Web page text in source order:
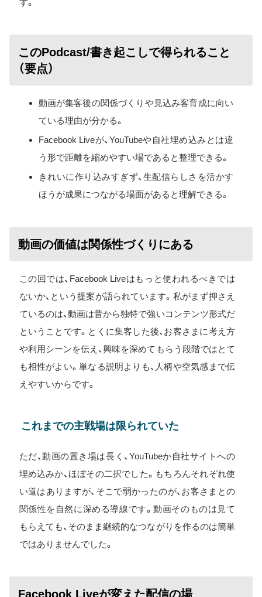
す。
このPodcast/書き起こしで得られること
（要点）
動画が集客後の関係づくりや見込み客育成に向い
ている理由が分かる。
Facebook Liveが、YouTubeや自社埋め込みとは違
う形で距離を縮めやすい場であると整理できる。
きれいに作り込みすぎず、生配信らしさを活かす
ほうが成果につながる場面があると理解できる。
動画の価値は関係性づくりにある
この回では、Facebook Liveはもっと使われるべきでは
ないか、という提案が語られています。私がまず押さえ
ているのは、動画は昔から独特で強いコンテンツ形式だ
ということです。とくに集客した後、お客さまに考え方
や利用シーンを伝え、興味を深めてもらう段階ではとて
も相性がよい。単なる説明よりも、人柄や空気感まで伝
えやすいからです。
これまでの主戦場は限られていた
ただ、動画の置き場は長く、YouTubeか自社サイトへの
埋め込みか、ほぼその二択でした。もちろんそれぞれ使
い道はありますが、そこで弱かったのが、お客さまとの
関係性を自然に深める導線です。動画そのものは見て
もらえても、そのまま継続的なつながりを作るのは簡単
ではありませんでした。
Facebook Liveが変えた配信の場